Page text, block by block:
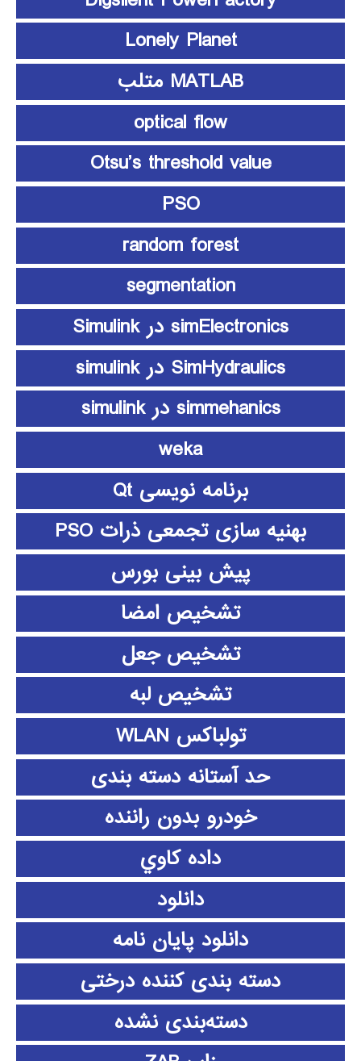
Lonely Planet
MATLAB متلب
optical flow
Otsu’s threshold value
PSO
random forest
segmentation
simElectronics در Simulink
SimHydraulics در simulink
simmehanics در simulink
weka
برنامه نویسی Qt
بهنیه سازی تجمعی ذرات PSO
پیش بینی بورس
تشخیص امضا
تشخیص جعل
تشخیص لبه
تولباکس WLAN
حد آستانه دسته بندی
خودرو بدون راننده
داده كاوي
دانلود
دانلود پايان نامه
دسته بندی کننده درختی
دسته‌بندی نشده